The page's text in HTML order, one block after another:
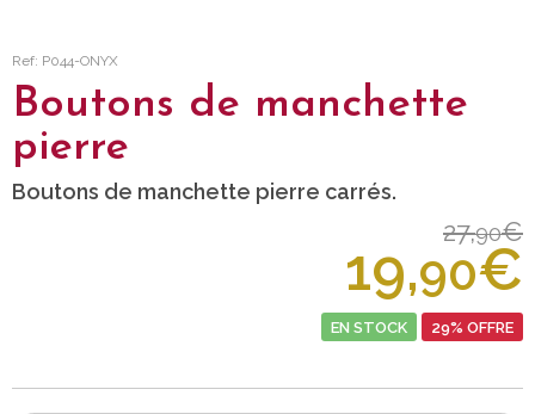
Ref: P044-ONYX
Boutons de manchette
pierre
Boutons de manchette pierre carrés.
27,90€
19,90€
EN STOCK 29% OFFRE